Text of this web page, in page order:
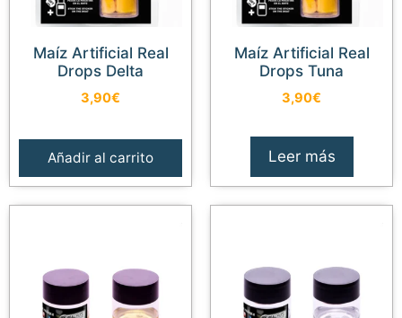
Maíz Artificial Real
Drops Delta
3,90€
Añadir al carrito
Maíz Artificial Real
Drops Tuna
3,90€
Leer más